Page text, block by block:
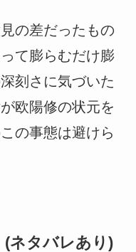
の差だったもの
て膨らむだけ膨
刻さに気づいた
欧陽修の状元を
の事態は避けら
(ネタバレあり)